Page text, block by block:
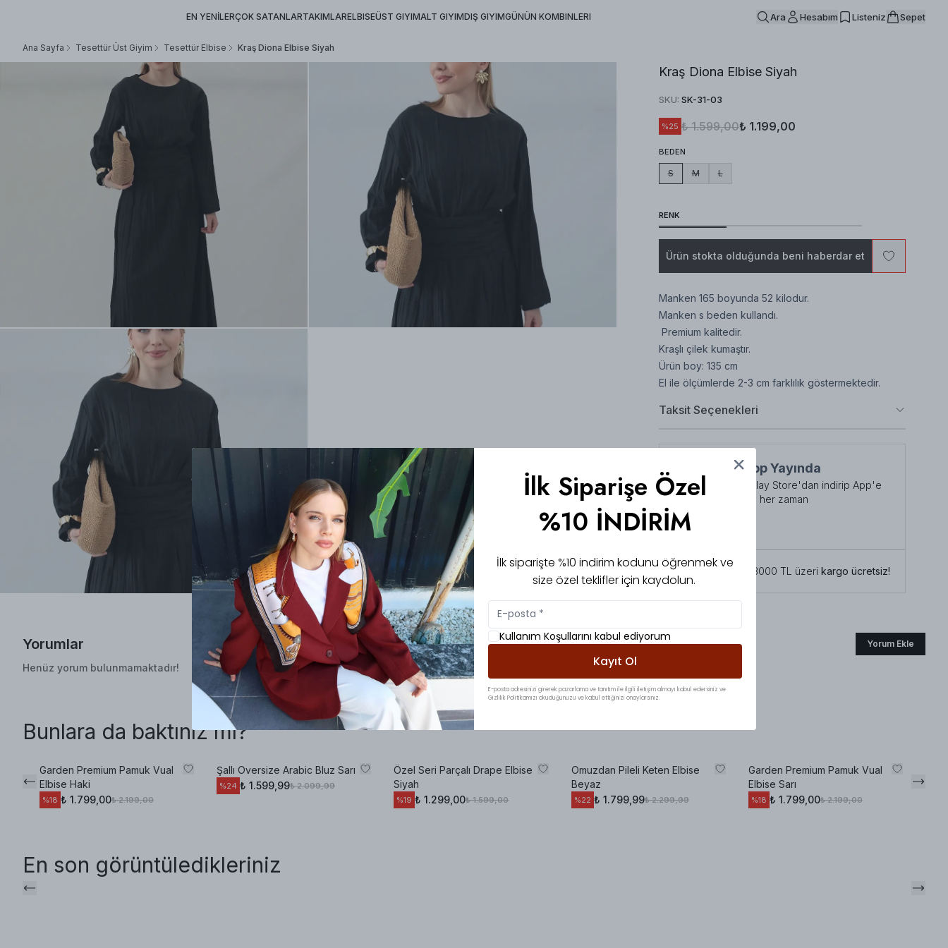
EN YENİLERÇOK SATANLARTAKIMLARELBISEÜST GIYIMALT GIYIMDIŞ GIYIMGÜNÜN KOMBINLERI Ara Hesabım Listeniz Sepet
Ana Sayfa Tesettür Üst Giyim Tesettür Elbise Kraş Diona Elbise Siyah
Kraş Diona Elbise Siyah
SKU: SK-31-03
%25 ₺ 1.599,00₺ 1.199,00
BEDEN
S M L
RENK
Ürün stokta olduğunda beni haberdar et
Manken 165 boyunda 52 kilodur.
Manken s beden kullandı.
Premium kalitedir.
Kraşlı çilek kumaştır.
Ürün boy: 135 cm
El ile ölçümlerde 2-3 cm farklılık göstermektedir.
Taksit Seçenekleri
NuuWears App Yayında
App Store veya Play Store'dan indirip App'e
özel indirimlerden her zaman
faydalanabilirsiniz
Şimdi İndirin!
Tüm siparişlerde 3000 TL üzeri kargo ücretsiz!
Yorumlar Yorum Ekle
Henüz yorum bulunmamaktadır!
Bunlara da baktınız mı?
Garden Premium Pamuk Vual
Elbise Haki
%18 ₺ 1.799,00₺ 2.199,00
Şallı Oversize Arabic Bluz Sarı
%24 ₺ 1.599,99₺ 2.099,99
Özel Seri Parçalı Drape Elbise
Siyah
%19 ₺ 1.299,00₺ 1.599,00
Omuzdan Pileli Keten Elbise
Beyaz
%22 ₺ 1.799,99₺ 2.299,99
Garden Premium Pamuk Vual
Elbise Sarı
%18 ₺ 1.799,00₺ 2.199,00
En son görüntüledikleriniz
İlk Siparişe Özel
%10 İNDİRİM
İlk siparişte %10 indirim kodunu öğrenmek ve
size özel teklifler için kaydolun.
Kullanım Koşullarını kabul ediyorum
Kayıt Ol
E-posta adresinizi girerek pazarlama ve tanıtım ile ilgili iletişim almayı kabul edersiniz ve
Gizlilik Politikamızı okuduğunuzu ve kabul ettiğinizi onaylarsınız.